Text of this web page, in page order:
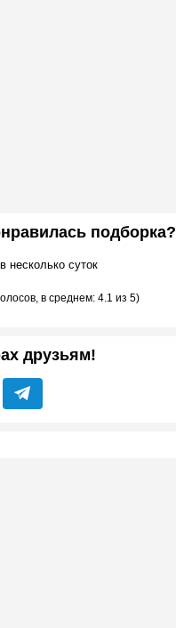
подборка?
несколько суток
, в среднем: 4.1 из 5)
друзьям!